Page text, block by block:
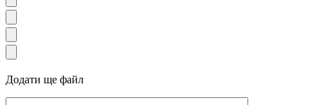
Додати ще файл